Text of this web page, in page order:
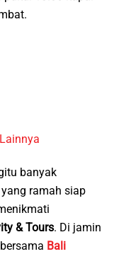
banyak
ramah siap
& Tours. Di jamin
Bali